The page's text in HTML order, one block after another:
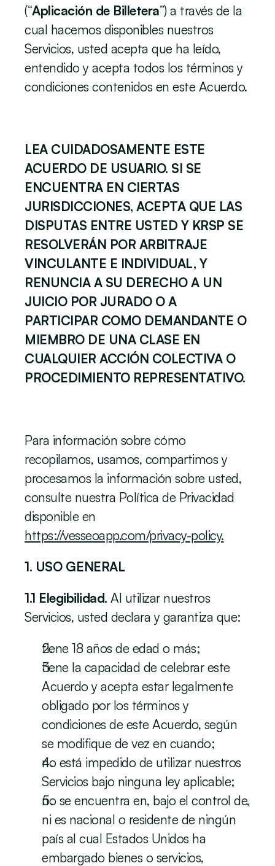
(“Aplicación de Billetera”) a través de la
cual hacemos disponibles nuestros
Servicios, usted acepta que ha leído,
entendido y acepta todos los términos y
condiciones contenidos en este Acuerdo.
LEA CUIDADOSAMENTE ESTE
ACUERDO DE USUARIO. SI SE
ENCUENTRA EN CIERTAS
JURISDICCIONES, ACEPTA QUE LAS
DISPUTAS ENTRE USTED Y KRSP SE
RESOLVERÁN POR ARBITRAJE
VINCULANTE E INDIVIDUAL, Y
RENUNCIA A SU DERECHO A UN
JUICIO POR JURADO O A
PARTICIPAR COMO DEMANDANTE O
MIEMBRO DE UNA CLASE EN
CUALQUIER ACCIÓN COLECTIVA O
PROCEDIMIENTO REPRESENTATIVO.
Para información sobre cómo
recopilamos, usamos, compartimos y
procesamos la información sobre usted,
consulte nuestra Política de Privacidad
https://vesseoapp.com/privacy-policy.
1. USO GENERAL
1.1 Elegibilidad. Al utilizar nuestros
Servicios, usted declara y garantiza que:
tiene 18 años de edad o más;
tiene la capacidad de celebrar este
Acuerdo y acepta estar legalmente
obligado por los términos y
condiciones de este Acuerdo, según
se modifique de vez en cuando;
no está impedido de utilizar nuestros
Servicios bajo ninguna ley aplicable;
no se encuentra en, bajo el control de,
ni es nacional o residente de ningún
país al cual Estados Unidos ha
embargado bienes o servicios,